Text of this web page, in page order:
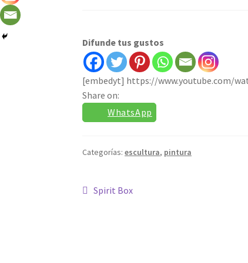
Difunde tus gustos
[embedyt] https://www.youtube.com/
Share on:
WhatsApp
Categorías:escultura, pintura
Navegación
Anterior:
Spirit Box